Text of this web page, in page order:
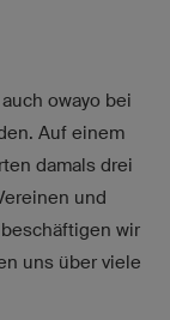
owayo bei
Auf einem
damals drei
und
wir
uns über viele